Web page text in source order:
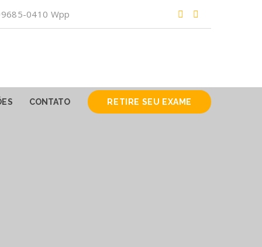
0410 Wpp
CONTATO RETIRE SEU EXAME